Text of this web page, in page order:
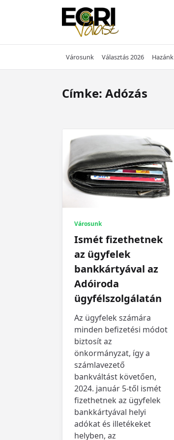
Városunk Választás 2026 Hazánk
Címke: Adózás
Városunk
Ismét fizethetnek
az ügyfelek
bankkártyával az
Adóiroda
ügyfélszolgálatán
Az ügyfelek számára
minden befizetési módot
biztosít az
önkormányzat, így a
számlavezető
bankváltást követően,
2024. január 5-től ismét
fizethetnek az ügyfelek
bankkártyával helyi
adókat és illetékeket
helyben, az